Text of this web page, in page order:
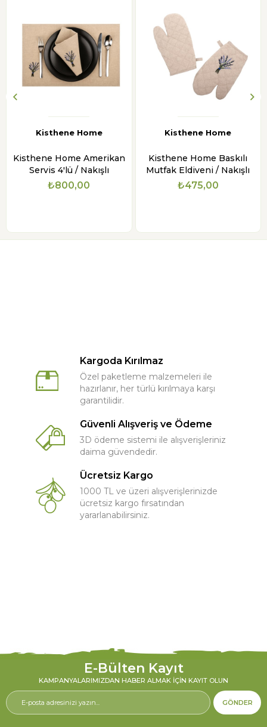
Kisthene Home
Kisthene Home Amerikan
Servis 4'lü / Nakışlı
₺800,00
Kisthene Home
Kisthene Home Baskılı
Mutfak Eldiveni / Nakışlı
₺475,00
Kargoda Kırılmaz
Özel paketleme malzemeleri ile
hazırlanır, her türlü kırılmaya karşı
garantilidir.
Güvenli Alışveriş ve Ödeme
3D ödeme sistemi ile alışverişleriniz
daima güvendedir.
Ücretsiz Kargo
1000 TL ve üzeri alışverişlerinizde
ücretsiz kargo fırsatından
yararlanabilirsiniz.
E-Bülten Kayıt
KAMPANYALARIMIZDAN HABER ALMAK İÇIN KAYIT OLUN
GÖNDER